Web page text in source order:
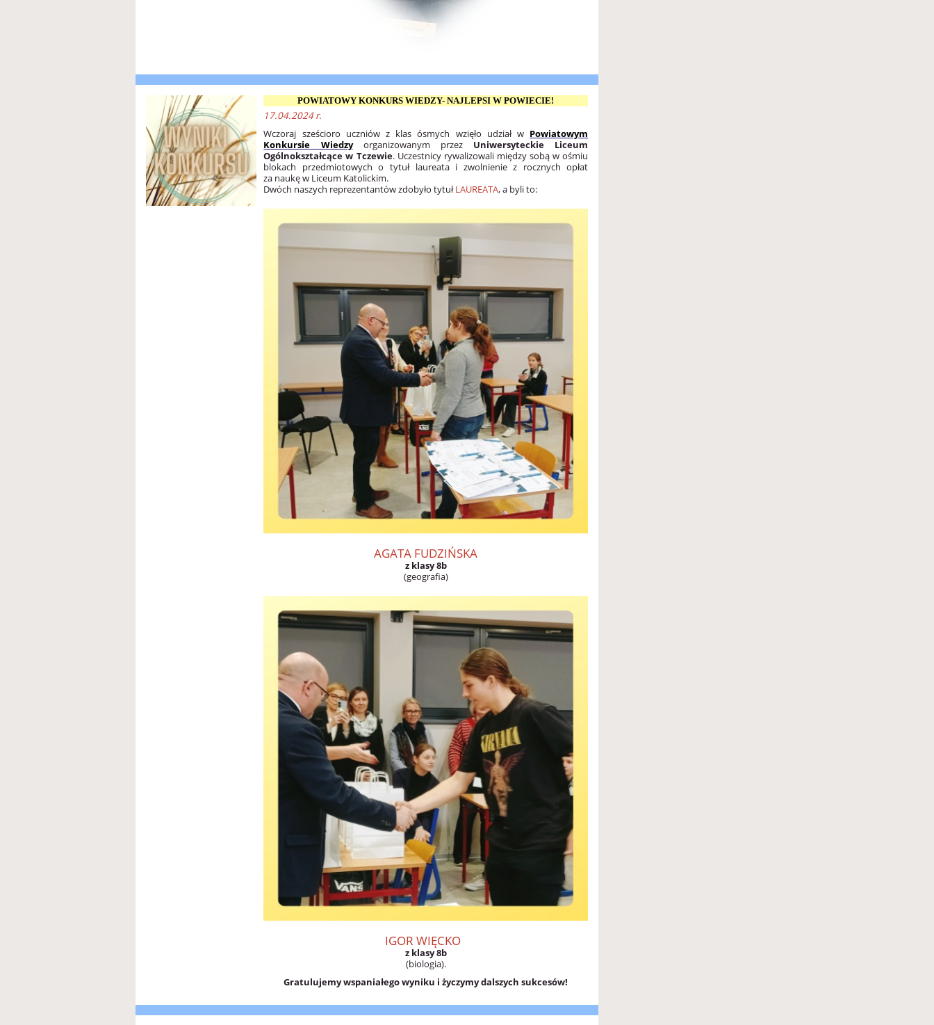
POWIATOWY KONKURS WIEDZY- NAJLEPSI W POWIECIE!
17.04.2024 r.
Wczoraj sześcioro uczniów z klas ósmych wzięło udział w Powiatowym
Konkursie Wiedzyorganizowanym przez Uniwersyteckie Liceum
Ogólnokształcące w Tczewie. Uczestnicy rywalizowali między sobą w ośmiu
blokach przedmiotowych o tytuł laureata i zwolnienie z rocznych opłat
za naukę w Liceum Katolickim.
Dwóch naszych reprezentantów zdobyło tytułLAUREATA, a byli to:
AGATA FUDZIŃSKA
z klasy 8b
(geografia)
IGOR WIĘCKO
z klasy 8b
(biologia).
Gratulujemy wspaniałego wyniku i życzymy dalszych sukcesów!